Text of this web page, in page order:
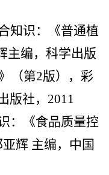
知识：《普通植
主编，科学出版
（第2版），彩
版社，2011
：
《食品质量控
亚辉 主编，中国